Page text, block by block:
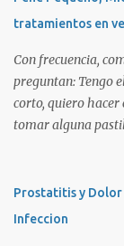
tratamientos en
Con frecuencia,
preguntan: Tengo
corto, quiero hacer
tomar alguna
importante
CORRECTO
Prostatitis y Dolor
Infeccion